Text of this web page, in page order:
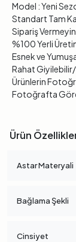
Model : Yeni
Standart Tam
Sipariş Vermeyin.
%100 Yerli
Esnek ve
Rahat Giyilebilir/
Ürünlerin
Fotoğrafta
Ürün
Astar Materyali
Bağlama Şekli
Cinsiyet